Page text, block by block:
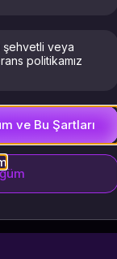
şehvetli veya
politikamız
ve Bu Şartları